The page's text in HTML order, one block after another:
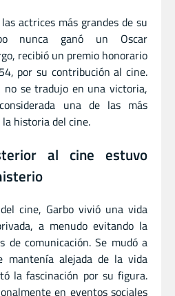
actrices más grandes de su
nunca ganó un Oscar
recibió un premio honorario
por su contribución al cine.
no se tradujo en una victoria,
una de las más
historia del cine.
al cine estuvo
cine, Garbo vivió una vida
a menudo evitando la
de comunicación. Se mudó a
mantenía alejada de la vida
la fascinación por su figura.
en eventos sociales